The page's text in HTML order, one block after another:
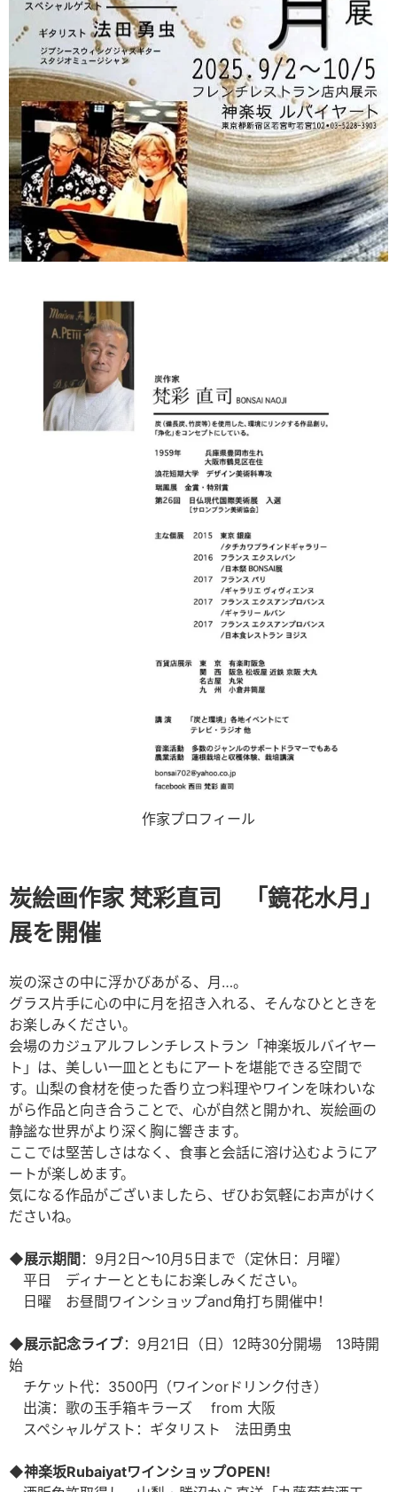
作家プロフィール
炭絵画作家 梵彩直司 「鏡花水月」
展を開催
炭の深さの中に浮かびあがる、月…。
グラス片手に心の中に月を招き入れる、そんなひとときを
お楽しみください。
会場のカジュアルフレンチレストラン「神楽坂ルバイヤー
ト」は、美しい一皿とともにアートを堪能できる空間で
す。山梨の食材を使った香り立つ料理やワインを味わいな
がら作品と向き合うことで、心が自然と開かれ、炭絵画の
静謐な世界がより深く胸に響きます。
ここでは堅苦しさはなく、食事と会話に溶け込むようにア
ートが楽しめます。
気になる作品がございましたら、ぜひお気軽にお声がけく
ださいね。
◆展示期間 ：9月2日～10月5日まで（定休日：月曜）
平日 ディナーとともにお楽しみください。
日曜 お昼間ワインショップand角打ち開催中！
◆展示記念ライブ：9月21日（日）12時30分開場 13時開
始
チケット代：3500円（ワインorドリンク付き）
出演：歌の玉手箱キラーズ from 大阪
スペシャルゲスト：ギタリスト 法田勇虫
◆神楽坂RubaiyatワインショップOPEN!